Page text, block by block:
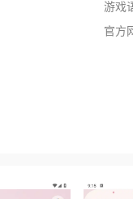
游戏
官方